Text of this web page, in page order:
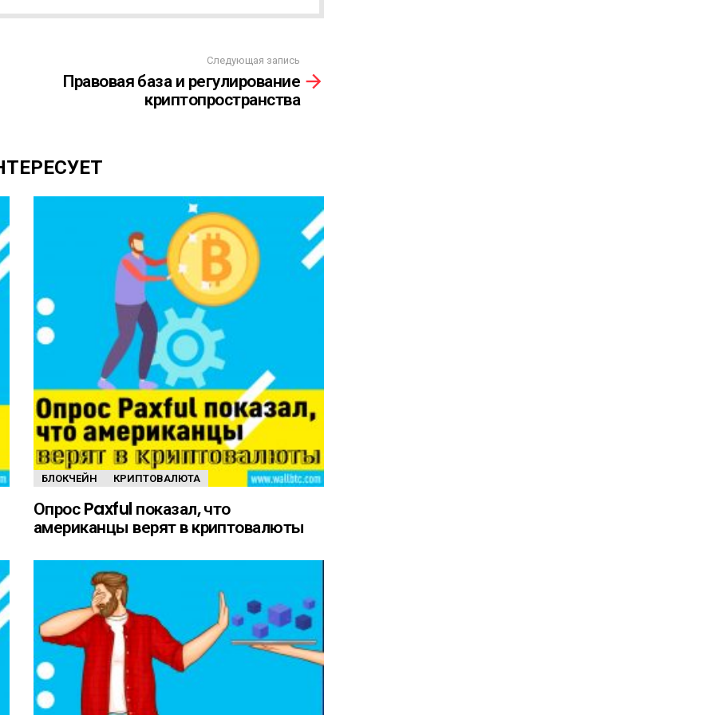
Следующая запись
Правовая база и регулирование
криптопространства
БЛОКЧЕЙН КРИПТОВАЛЮТА
Опрос Paxful показал, что
американцы верят в криптовалюты